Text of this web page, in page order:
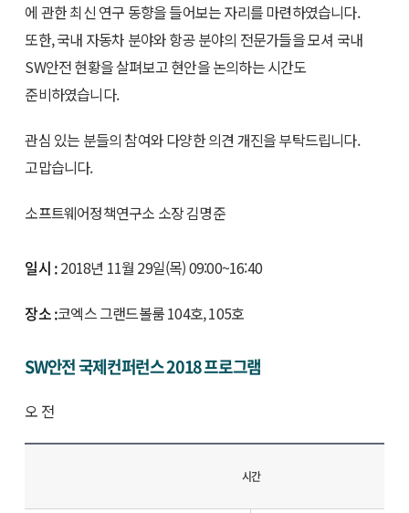
에 관한 최신 연구 동향을 들어보는 자리를 마련하였습니다.
또한, 국내 자동차 분야와 항공 분야의 전문가들을 모셔 국내
SW안전 현황을 살펴보고 현안을 논의하는 시간도
준비하였습니다.
관심 있는 분들의 참여와 다양한 의견 개진을 부탁드립니다.
고맙습니다.
소프트웨어정책연구소 소장 김명준
일시 :2018년 11월 29일(목) 09:00~16:40
장소 :코엑스 그랜드볼룸 104호, 105호
SW안전 국제컨퍼런스 2018 프로그램
오 전
시간